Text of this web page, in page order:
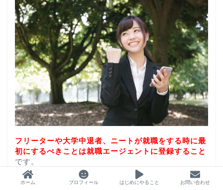
フリーターや大学中退者、ニートが就職をする時に最
初にするべきことは就職エージェントに登録すること
です。
こちらに私が実際に利用した無料で利用できるおすす
ホーム プロフィール はじめにやること お問い合わせ